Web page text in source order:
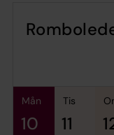
mån
10
tis
11